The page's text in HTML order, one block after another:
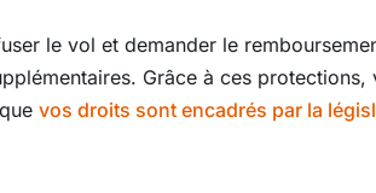
le vol et demander le
Grâce à ces protections,
vos droits sont encadrés par la